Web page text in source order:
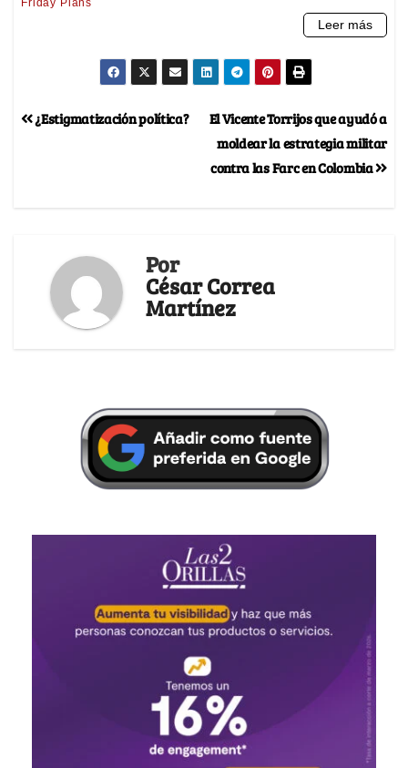
El Vicente Torrijos que ayudó a
moldear la estrategia militar
contra las Farc en Colombia
¿Estigmatización política?
Por
César Correa
Martínez